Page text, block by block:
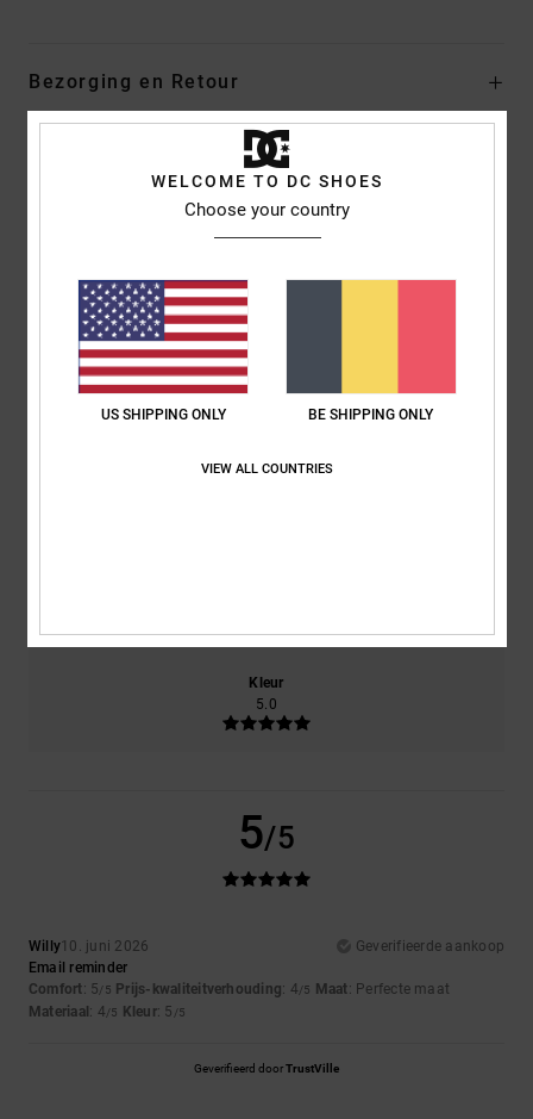
Bezorging en Retour
Reviews van klanten
5.0
Kleur
5.0
5/5
Willy10. juni 2026
Geverifieerde aankoop
Email reminder
Comfort: 5/5 Prijs-kwaliteitverhouding: 4/5 Maat: Perfecte maat
Materiaal : 4/5 Kleur: 5 /5
Geverifieerd doorTrustVille
WELCOME TO DC SHOES
Choose your country
US SHIPPING ONLY BE SHIPPING ONLY
VIEW ALL COUNTRIES